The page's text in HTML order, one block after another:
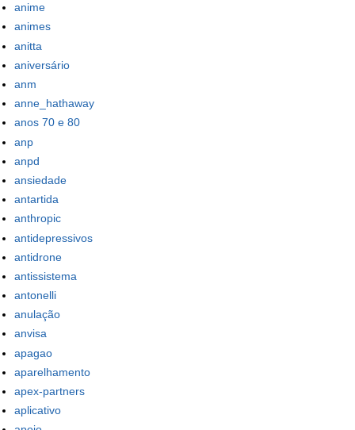
anime
animes
anitta
aniversário
anm
anne_hathaway
anos 70 e 80
anp
anpd
ansiedade
antartida
anthropic
antidepressivos
antidrone
antissistema
antonelli
anulação
anvisa
apagao
aparelhamento
apex-partners
aplicativo